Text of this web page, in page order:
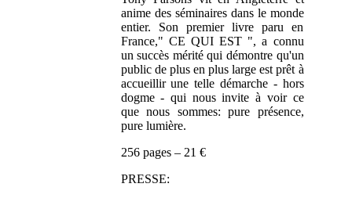
anime des séminaires dans le monde
entier. Son premier livre paru en
France," CE QUI EST ", a connu
un succès mérité qui démontre qu'un
public de plus en plus large est prêt à
accueillir une telle démarche - hors
dogme - qui nous invite à voir ce
que nous sommes: pure présence,
pure lumière.
256 pages – 21 €
PRESSE: